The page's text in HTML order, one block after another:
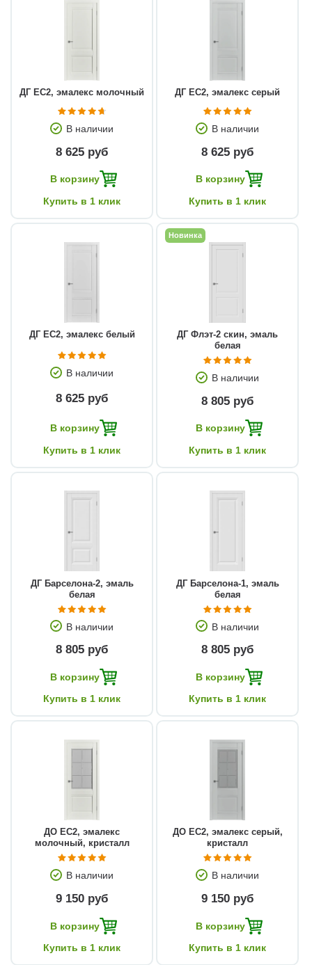
ДГ EC2, эмалекс молочный
В наличии
8 625 руб
В корзину
Купить в 1 клик
ДГ EC2, эмалекс серый
В наличии
8 625 руб
В корзину
Купить в 1 клик
ДГ EC2, эмалекс белый
В наличии
8 625 руб
В корзину
Купить в 1 клик
Новинка
ДГ Флэт-2 скин, эмаль
белая
В наличии
8 805 руб
В корзину
Купить в 1 клик
ДГ Барселона-2, эмаль
белая
В наличии
8 805 руб
В корзину
Купить в 1 клик
ДГ Барселона-1, эмаль
белая
В наличии
8 805 руб
В корзину
Купить в 1 клик
ДО EC2, эмалекс
молочный, кристалл
В наличии
9 150 руб
В корзину
Купить в 1 клик
ДО EC2, эмалекс серый,
кристалл
В наличии
9 150 руб
В корзину
Купить в 1 клик